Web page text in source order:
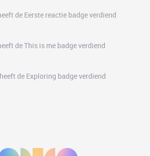
de Eerste reactie badge verdiend
de This is me badge verdiend
heeft de Exploring badge verdiend